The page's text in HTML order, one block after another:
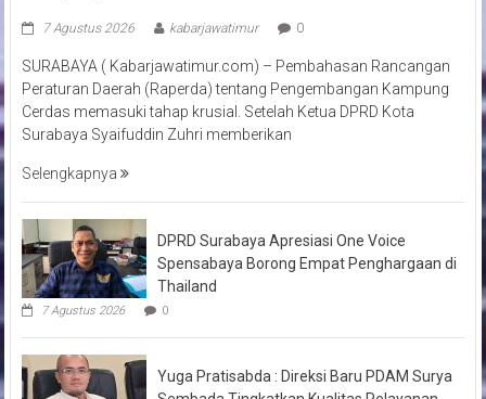
7 Agustus 2026 kabarjawatimur 0
SURABAYA ( Kabarjawatimur.com) – Pembahasan Rancangan
Peraturan Daerah (Raperda) tentang Pengembangan Kampung
Cerdas memasuki tahap krusial. Setelah Ketua DPRD Kota
Surabaya Syaifuddin Zuhri memberikan
Selengkapnya
DPRD Surabaya Apresiasi One Voice
Spensabaya Borong Empat Penghargaan di
Thailand
7 Agustus 2026 0
Yuga Pratisabda : Direksi Baru PDAM Surya